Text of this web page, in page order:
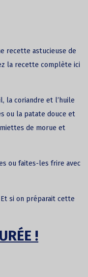
recette astucieuse de
la recette complète ici
la coriandre et l’huile
ou la patate douce et
de morue et
ou faites-les frire avec
si on préparait cette
!